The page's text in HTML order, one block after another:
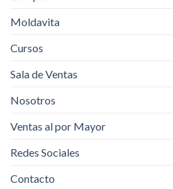
Moldavita
Cursos
Sala de Ventas
Nosotros
Ventas al por Mayor
Redes Sociales
Contacto